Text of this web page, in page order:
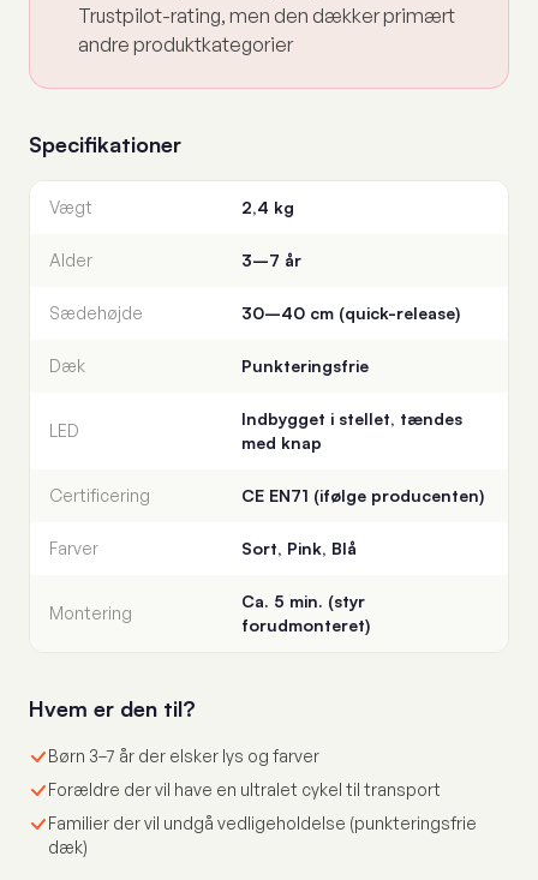
Trustpilot-rating, men den dækker primært
andre produktkategorier
Specifikationer
Vægt 2,4 kg
Alder 3–7 år
Sædehøjde 30–40 cm (quick-release)
Dæk Punkteringsfrie
LED
Indbygget i stellet, tændes
med knap
Certificering CE EN71 (ifølge producenten)
Farver Sort, Pink, Blå
Montering
Ca. 5 min. (styr
forudmonteret)
Hvem er den til?
Børn 3–7 år der elsker lys og farver
Forældre der vil have en ultralet cykel til transport
Familier der vil undgå vedligeholdelse (punkteringsfrie
dæk)